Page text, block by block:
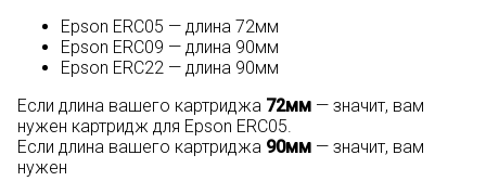
Epson ERC05 — длина 72мм
Epson ERC09 — длина 90мм
Epson ERC22 — длина 90мм
Если длина вашего картриджа 72мм — значит, вам
нужен картридж для Epson ERC05.
Если длина вашего картриджа 90мм — значит, вам
нужен